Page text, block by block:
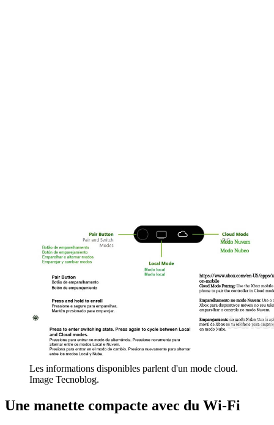
Les informations disponibles parlent d'un mode cloud.
Image Tecnoblog.
Une manette compacte avec du Wi-Fi